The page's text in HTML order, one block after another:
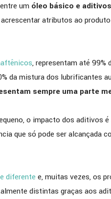
um óleo básico e aditivos
atributos ao
, representam até 99%
da mistura dos lubrificantes
sempre uma parte
o impacto dos aditivos
que só pode ser alcançada
diferentee, muitas vezes, os
distintas graças aos